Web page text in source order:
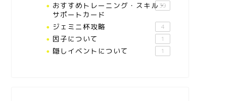
おすすめトレーニング・スキル・
サポートカード
39
ジェミニ杯攻略 4
因子について 1
隠しイベントについて 1